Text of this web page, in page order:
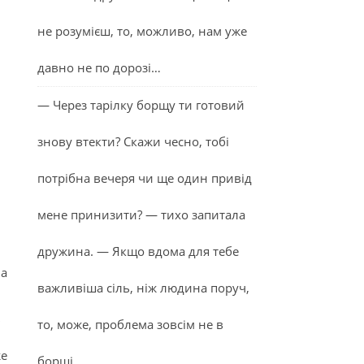
не розумієш, то, можливо, нам уже
давно не по дорозі…
— Через тарілку борщу ти готовий
знову втекти? Скажи чесно, тобі
потрібна вечеря чи ще один привід
мене принизити? — тихо запитала
дружина. — Якщо вдома для тебе
важливіша сіль, ніж людина поруч,
то, може, проблема зовсім не в
борщі…